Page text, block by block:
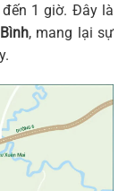
1 giờ. Đây là
, mang lại sự
.